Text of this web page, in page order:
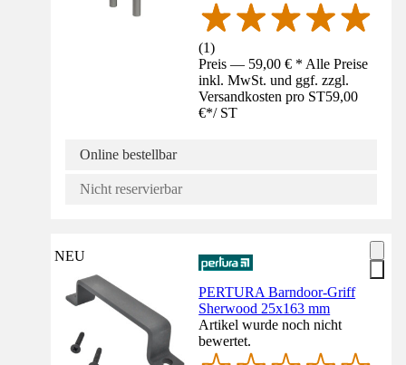
(1)
Preis — 59,00 € * Alle Preise
inkl. MwSt. und ggf. zzgl.
Versandkosten pro ST59,00
€*/ ST
Online bestellbar
Nicht reservierbar
NEU
PERTURA Barndoor-Griff
Sherwood 25x163 mm
Artikel wurde noch nicht
bewertet.